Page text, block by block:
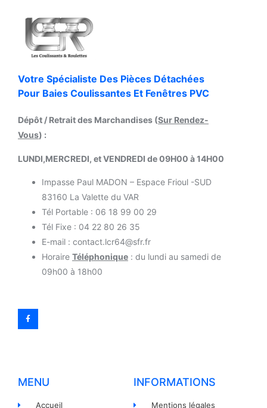
Votre Spécialiste Des Pièces Détachées
Pour Baies Coulissantes Et Fenêtres PVC
Dépôt / Retrait des Marchandises (Sur Rendez-
Vous) :
LUNDI,MERCREDI, et VENDREDI de 09H00 à 14H00
Impasse Paul MADON – Espace Frioul -SUD
83160 La Valette du VAR
Tél Portable : 06 18 99 00 29
Tél Fixe : 04 22 80 26 35
E-mail : contact.lcr64@sfr.fr
Horaire Téléphonique : du lundi au samedi de
09h00 à 18h00
MENU
Accueil
INFORMATIONS
Mentions légales